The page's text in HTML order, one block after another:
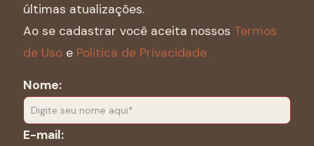
últimas atualizações.
Ao se cadastrar você aceita nossos Termos
de Uso e Politica de Privacidade.
Nome:
E-mail: